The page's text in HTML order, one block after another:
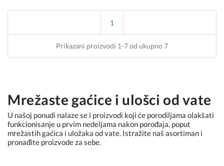
1
Prikazani proizvodi 1-7 od ukupno 7
Mrežaste gaćice i ulošci od vate
U našoj ponudi nalaze se i proizvodi koji će porodiljama olakšati
funkcionisanje u prvim nedeljama nakon porođaja, poput
mrežastih gaćica i uložaka od vate. Istražite naš asortiman i
pronađite proizvode za sebe.